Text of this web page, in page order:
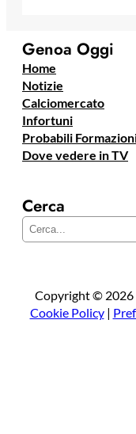
Genoa Oggi
Home
Notizie
Calciomercato
Infortuni
Probabili
Dove vedere in TV
Cerca
Copyright © 2026
Cookie Policy|